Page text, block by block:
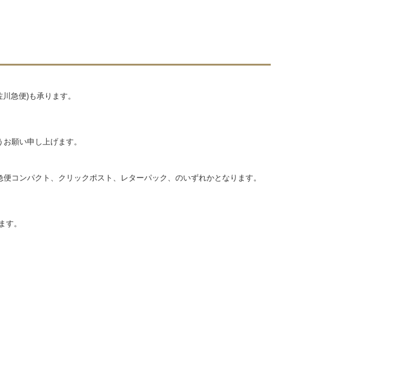
急便)も承ります。
願い申し上げます。
コンパクト、クリックポスト、レターパック、のいずれかとなります。
す。